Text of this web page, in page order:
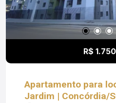
R$
Apartamento para
Jardim | Concórdia/